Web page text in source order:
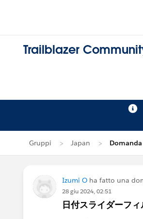
Trailblazer
Gruppi Japan
Izumi O ha fatto una
28 giu 2024, 02:51
日付スライダーフ